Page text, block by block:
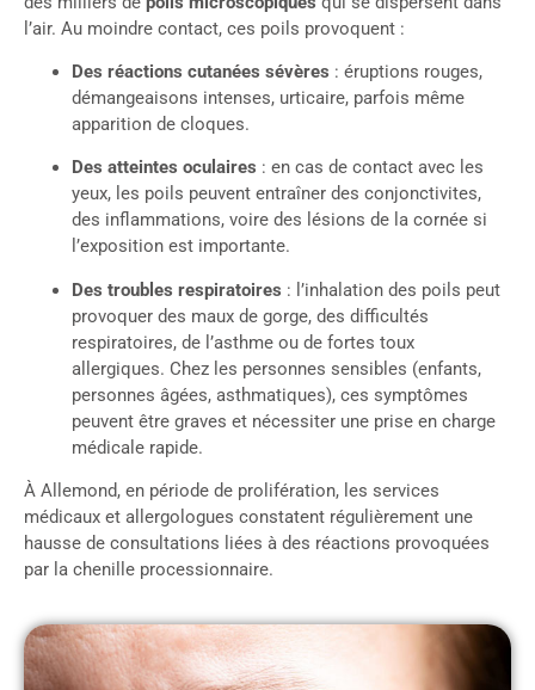
l’air. Au moindre contact, ces poils provoquent :
Des réactions cutanées sévères : éruptions rouges,
démangeaisons intenses, urticaire, parfois même
apparition de cloques.
Des atteintes oculaires : en cas de contact avec les
yeux, les poils peuvent entraîner des conjonctivites,
des inflammations, voire des lésions de la cornée si
l’exposition est importante.
Des troubles respiratoires : l’inhalation des poils peut
provoquer des maux de gorge, des difficultés
respiratoires, de l’asthme ou de fortes toux
allergiques. Chez les personnes sensibles (enfants,
personnes âgées, asthmatiques), ces symptômes
peuvent être graves et nécessiter une prise en charge
médicale rapide.
À Allemond, en période de prolifération, les services
médicaux et allergologues constatent régulièrement une
hausse de consultations liées à des réactions provoquées
par la chenille processionnaire.